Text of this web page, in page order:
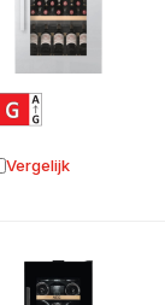
Vergelijk aan